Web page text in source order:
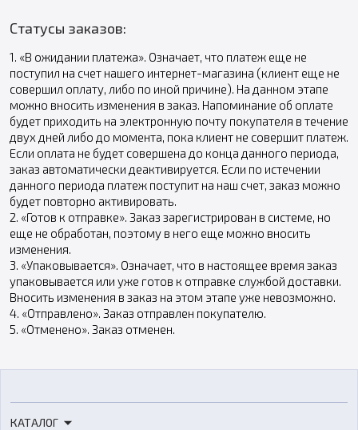
Статусы заказов:
1. «В ожидании платежа». Означает, что платеж еще не
поступил на счет нашего интернет-магазина (клиент еще не
совершил оплату, либо по иной причине). На данном этапе
можно вносить изменения в заказ. Напоминание об оплате
будет приходить на электронную почту покупателя в течение
двух дней либо до момента, пока клиент не совершит платеж.
Если оплата не будет совершена до конца данного периода,
заказ автоматически деактивируется. Если по истечении
данного периода платеж поступит на наш счет, заказ можно
будет повторно активировать.
2. «Готов к отправке». Заказ зарегистрирован в системе, но
еще не обработан, поэтому в него еще можно вносить
изменения.
3. «Упаковывается». Означает, что в настоящее время заказ
упаковывается или уже готов к отправке службой доставки.
Вносить изменения в заказ на этом этапе уже невозможно.
4. «Отправлено». Заказ отправлен покупателю.
5. «Отменено». Заказ отменен.
КАТАЛОГ